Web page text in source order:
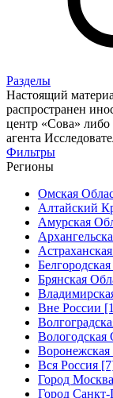
Разделы
Настоящий
распространен
центр «Сова» либо
агента
Фильтры
Регионы
Омская
Алтайский
Амурская
Брянская
Вне России
Вологодская
Вся Россия
Город
Город Санкт-